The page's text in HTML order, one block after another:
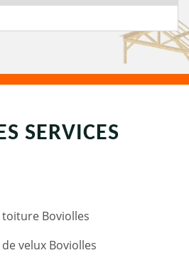
SERVICES
Boviolles
velux Boviolles